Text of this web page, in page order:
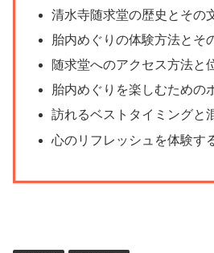
清水寺随求堂の歴史とその
胎内めぐりの体験方法とそ
随求堂へのアクセス方法と
胎内めぐりを楽しむための
訪れるベストタイミングと
心のリフレッシュを体験す